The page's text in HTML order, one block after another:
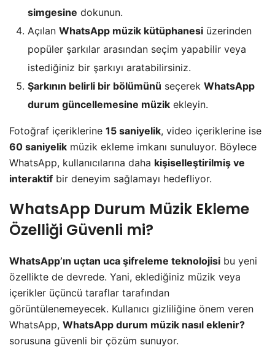
simgesine dokunun.
Açılan WhatsApp müzik kütüphanesi üzerinden
popüler şarkılar arasından seçim yapabilir veya
istediğiniz bir şarkıyı aratabilirsiniz.
Şarkının belirli bir bölümünü seçerek WhatsApp
durum güncellemesine müzik ekleyin.
Fotoğraf içeriklerine 15 saniyelik, video içeriklerine ise
60 saniyelik müzik ekleme imkanı sunuluyor. Böylece
WhatsApp, kullanıcılarına daha kişiselleştirilmiş ve
interaktif bir deneyim sağlamayı hedefliyor.
WhatsApp Durum Müzik Ekleme
Özelliği Güvenli mi?
WhatsApp’ın uçtan uca şifreleme teknolojisi bu yeni
özellikte de devrede. Yani, eklediğiniz müzik veya
içerikler üçüncü taraflar tarafından
görüntülenemeyecek. Kullanıcı gizliliğine önem veren
WhatsApp, WhatsApp durum müzik nasıl eklenir?
sorusuna güvenli bir çözüm sunuyor.